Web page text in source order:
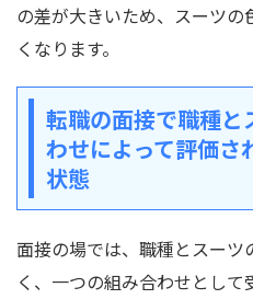
の差が大きいため、スーツ
くなります。
転職の面接で職種
わせによって評価さ
状態
面接の場では、職種とスー
く、一つの組み合わせとし